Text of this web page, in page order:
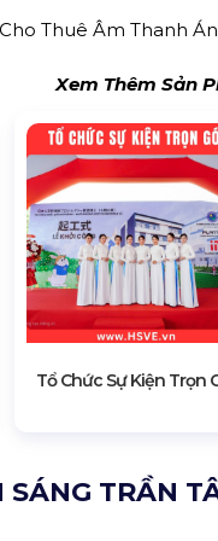
Thuê Âm Thanh
Xem Thêm Sản
Tổ Chức Sự Kiện Trọn
TRẦN